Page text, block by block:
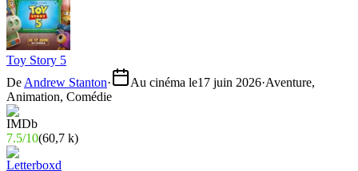
Toy Story 5
De Andrew Stanton· Au cinéma le17 juin 2026·Aventure,
Animation, Comédie
7.5/10(60,7 k)